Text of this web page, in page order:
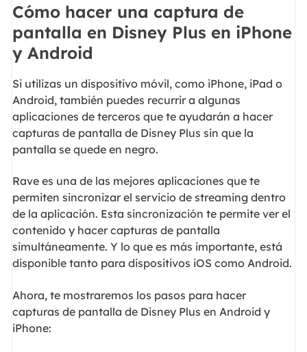
Cómo hacer una captura de
pantalla en Disney Plus en iPhone
y Android
Si utilizas un dispositivo móvil, como iPhone, iPad o
Android, también puedes recurrir a algunas
aplicaciones de terceros que te ayudarán a hacer
capturas de pantalla de Disney Plus sin que la
pantalla se quede en negro.
Rave es una de las mejores aplicaciones que te
permiten sincronizar el servicio de streaming dentro
de la aplicación. Esta sincronización te permite ver el
contenido y hacer capturas de pantalla
simultáneamente. Y lo que es más importante, está
disponible tanto para dispositivos iOS como Android.
Ahora, te mostraremos los pasos para hacer
capturas de pantalla de Disney Plus en Android y
iPhone: